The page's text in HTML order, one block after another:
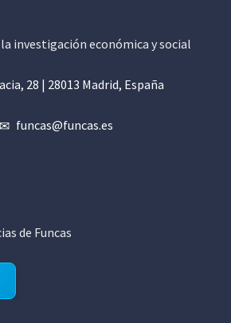
investigación económica y social
28 | 28013 Madrid, España
funcas@funcas.es
de Funcas